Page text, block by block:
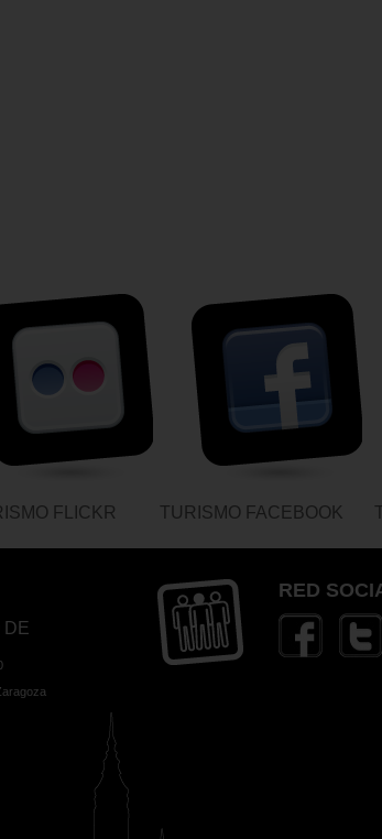
FLICKR TURISMO FACEBOOK
DE
RED